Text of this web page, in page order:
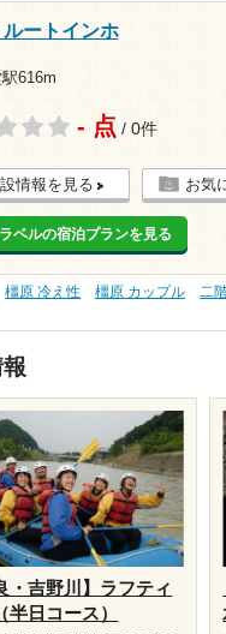
ートインホ
616m
- 点 / 0件
情報を見る お気
ベルの宿泊プランを見る
橿原 冷え性 橿原 カップル 二
・吉野川】ラフティ
半日コース）